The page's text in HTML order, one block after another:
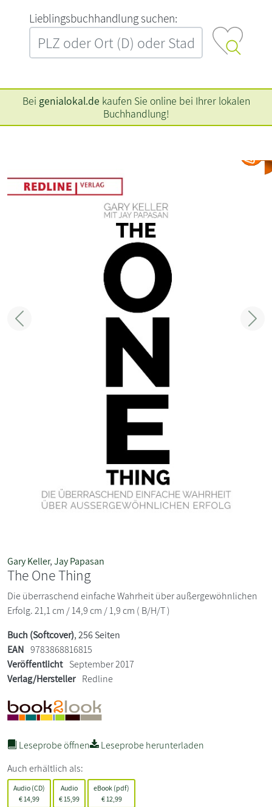
L‍i‍e‍b‍l‍i‍n‍g‍s‍b‍u‍c‍h‍h‍a‍n‍d‍l‍u‍n‍g‍ ‍s‍u‍c‍h‍e‍n‍:‍
Bei genialokal.de kaufen Sie online bei Ihrer lokalen
Buchhandlung!
Zurück
Gary Keller,Jay Papasan
The One Thing
Die überraschend einfache Wahrheit über außergewöhnlichen
Erfolg. 21,1 cm / 14,9 cm / 1,9 cm ( B/H/T )
Buch (Softcover), 256 Seiten
EAN 9783868816815
Veröffentlicht September 2017
Verlag/Hersteller Redline
Leseprobe öffnen
Leseprobe herunterladen
Auch erhältlich als:
Audio (CD)
€ 14,99
Audio
€ 15,99
eBook (pdf)
€12,99